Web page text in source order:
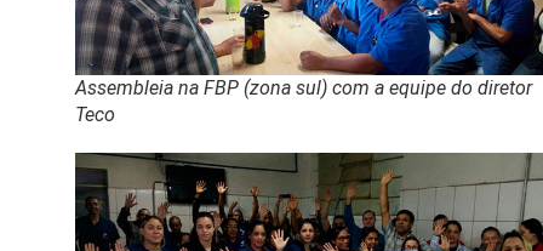
Assembleia na FBP (zona sul) com a equipe do diretor
Teco